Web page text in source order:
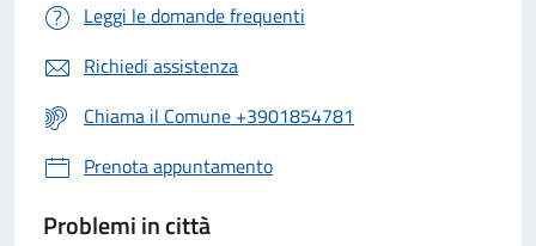
Leggi le domande frequenti
Richiedi assistenza
Chiama il Comune +3901854781
Prenota appuntamento
Problemi in città